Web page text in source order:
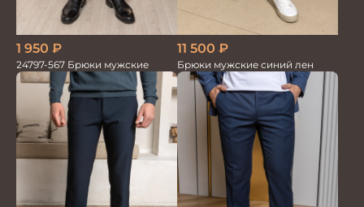
1 950 ₽
24797-567 Брюки мужские
11 500 ₽
Брюки мужские синий лен